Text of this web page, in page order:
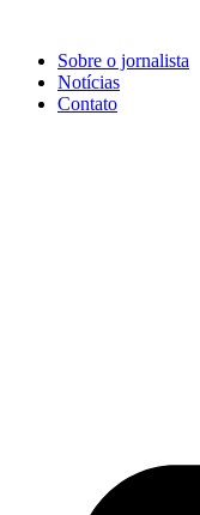
conteúdo
Sobre o jornalista
Notícias
Contato